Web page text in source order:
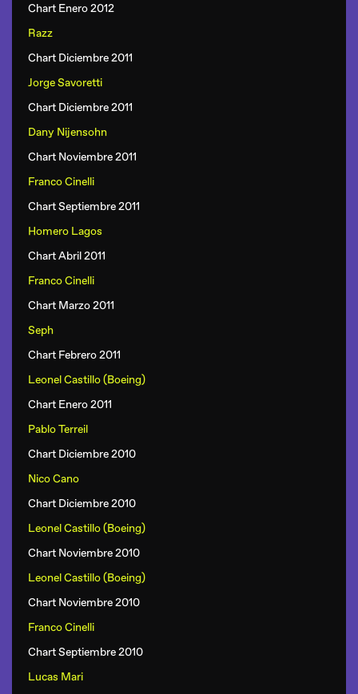
Chart Enero 2012
Razz
Chart Diciembre 2011
Jorge Savoretti
Chart Diciembre 2011
Dany Nijensohn
Chart Noviembre 2011
Franco Cinelli
Chart Septiembre 2011
Homero Lagos
Chart Abril 2011
Franco Cinelli
Chart Marzo 2011
Seph
Chart Febrero 2011
Leonel Castillo (Boeing)
Chart Enero 2011
Pablo Terreil
Chart Diciembre 2010
Nico Cano
Chart Diciembre 2010
Leonel Castillo (Boeing)
Chart Noviembre 2010
Leonel Castillo (Boeing)
Chart Noviembre 2010
Franco Cinelli
Chart Septiembre 2010
Lucas Mari